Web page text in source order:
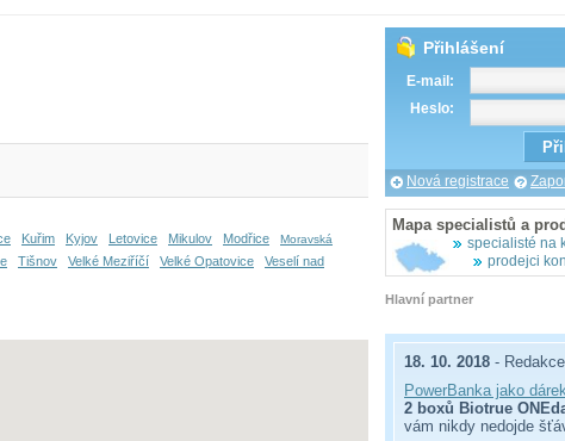
Kuřim Kyjov Letovice Mikulov Modřice
Moravská
Tišnov Velké Meziříčí Velké Opatovice
Veselí nad
Přihlášení
E-mail:
Heslo:
Nová registrace
Mapa specialistů a
specialisté na
prodejci
Hlavní partner
18. 10. 2018 - Redakce
PowerBanka jako
2 boxů Biotrue
vám nikdy nedojde